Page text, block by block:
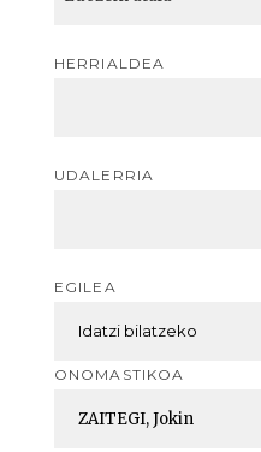
HERRIALDEA
UDALERRIA
EGILEA
ONOMASTIKOA